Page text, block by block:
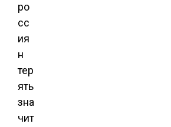
ро
сс
ия
н
тер
ять
зна
чит